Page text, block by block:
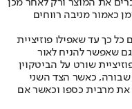
את המוצר ורק לאחר מכן
כאמור מניבה רווחים
כך עד שאפילו פוזיציית
שאפשר להניח לאור
שורט על הביטקוין
כאשר הצד השני
את מרבית כספו וכאשר אם